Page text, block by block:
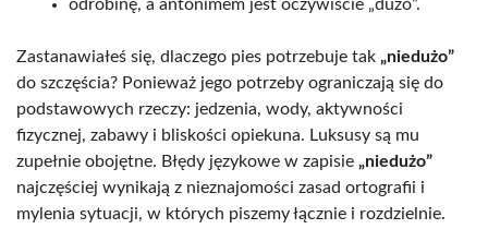
odrobinę, a antonimem jest oczywiście „dużo”.
Zastanawiałeś się, dlaczego pies potrzebuje tak „niedużo”
do szczęścia? Ponieważ jego potrzeby ograniczają się do
podstawowych rzeczy: jedzenia, wody, aktywności
fizycznej, zabawy i bliskości opiekuna. Luksusy są mu
zupełnie obojętne. Błędy językowe w zapisie „niedużo”
najczęściej wynikają z nieznajomości zasad ortografii i
mylenia sytuacji, w których piszemy łącznie i rozdzielnie.